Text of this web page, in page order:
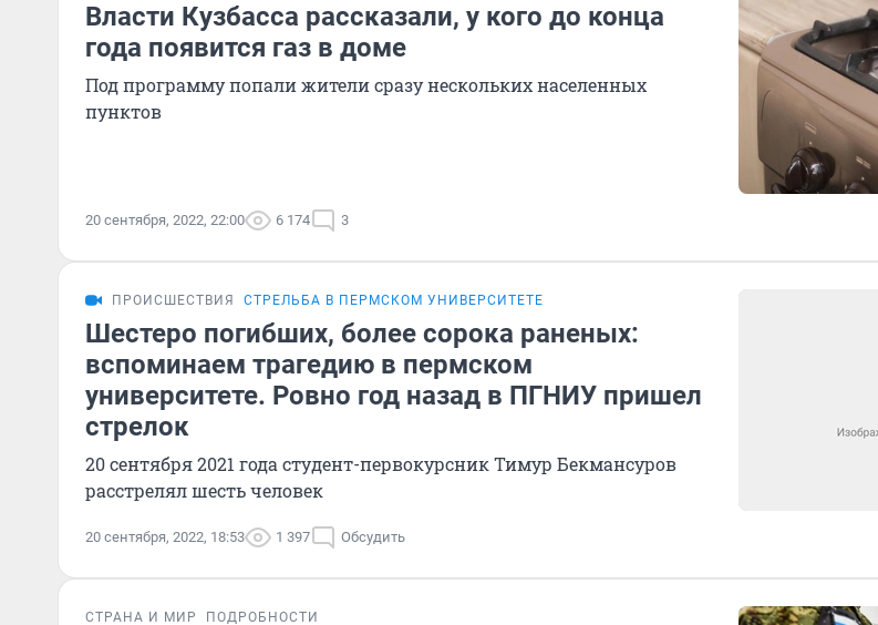
Власти Кузбасса рассказали, у кого до конца
года появится газ в доме
Под программу попали жители сразу нескольких населенных
пунктов
20 сентября, 2022, 22:00 6 174 3
ПРОИСШЕСТВИЯ СТРЕЛЬБА В ПЕРМСКОМ УНИВЕРСИТЕТЕ
Шестеро погибших, более сорока раненых:
вспоминаем трагедию в пермском
университете. Ровно год назад в ПГНИУ пришел
стрелок
20 сентября 2021 года студент-первокурсник Тимур Бекмансуров
расстрелял шесть человек
20 сентября, 2022, 18:53 1 397 Обсудить
СТРАНА И МИР ПОДРОБНОСТИ